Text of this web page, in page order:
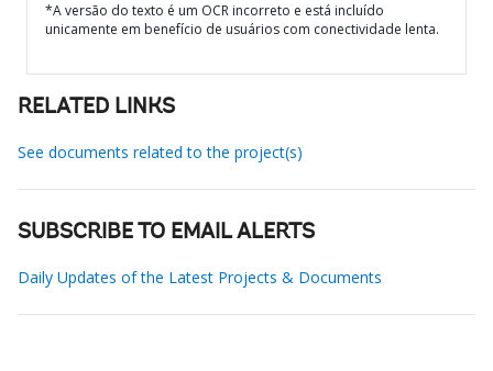
*A versão do texto é um OCR incorreto e está incluído
unicamente em benefício de usuários com conectividade lenta.
RELATED LINKS
See documents related to the project(s)
SUBSCRIBE TO EMAIL ALERTS
Daily Updates of the Latest Projects & Documents